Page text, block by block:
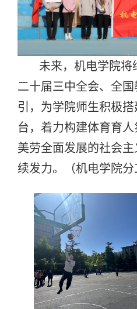
未来，机电学院将
二十届三中全会、全
引，为学院师生积极
台，着力构建体育育
美劳全面发展的社会
续发力。（机电学院分